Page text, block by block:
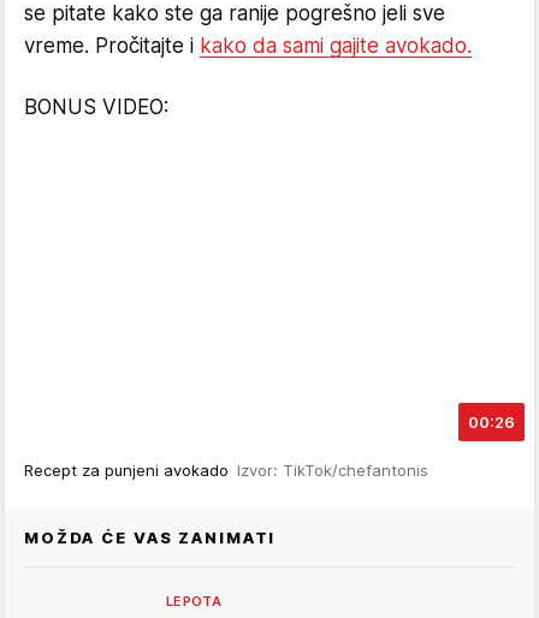
se pitate kako ste ga ranije pogrešno jeli sve
vreme. Pročitajte i kako da sami gajite avokado.
BONUS VIDEO:
00:26
Recept za punjeni avokado Izvor: TikTok/chefantonis
MOŽDA ĆE VAS ZANIMATI
LEPOTA